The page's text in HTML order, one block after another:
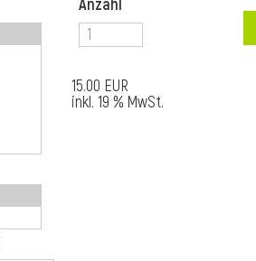
Anzahl
15.00 EUR
inkl. 19 % MwSt.